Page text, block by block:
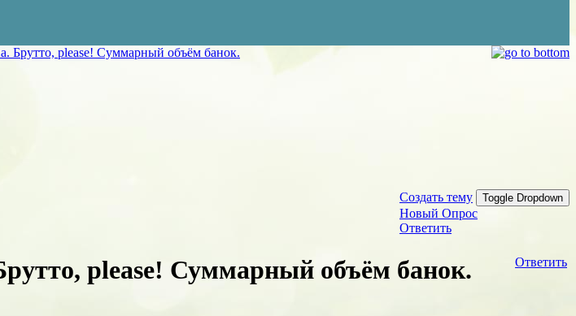
Брутто, please! Суммарный объём банок.
Создать тему Toggle Dropdown
Новый Опрос
Ответить
Ответить
please! Суммарный объём банок.